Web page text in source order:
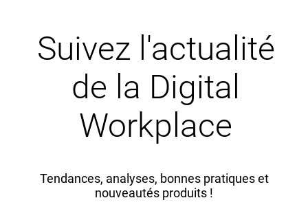
Suivez l'actualité
de la Digital
Workplace
Tendances, analyses, bonnes pratiques et
nouveautés produits !